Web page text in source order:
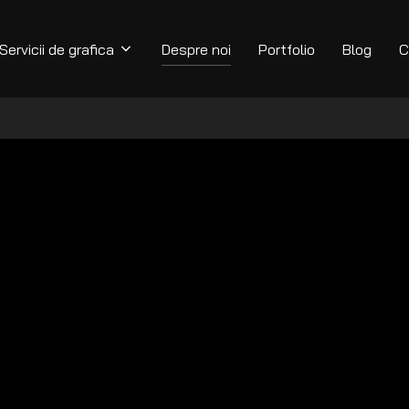
Servicii de grafica Despre noi Portfolio Blog